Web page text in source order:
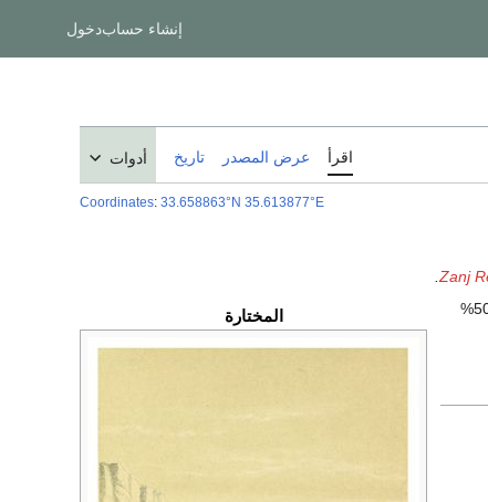
إنشاء حسابدخول
اقرأ عرض المصدر تاريخ أدوات
Coordinates: 33.658863°N 35.613877°E
Zanj
المختارة
و 50%